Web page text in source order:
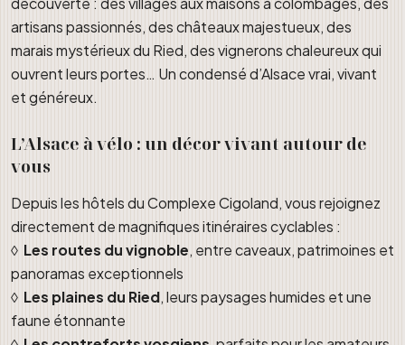
artisans passionnés, des châteaux majestueux, des
marais mystérieux du Ried, des vignerons chaleureux qui
ouvrent leurs portes… Un condensé d’Alsace vrai, vivant
et généreux.
L’Alsace à vélo : un décor vivant autour de
vous
Depuis les hôtels du Complexe Cigoland, vous rejoignez
directement de magnifiques itinéraires cyclables :
◊ Les routes du vignoble, entre caveaux, patrimoines et
panoramas exceptionnels
◊ Les plaines du Ried, leurs paysages humides et une
faune étonnante